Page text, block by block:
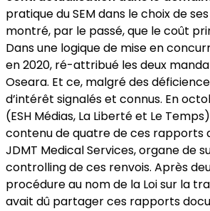
pratique du SEM dans le choix de
montré, par le passé, que le coût
Dans une logique de mise en
en 2020, ré-attribué les deux
Oseara. Et ce, malgré des
d’intérêt signalés et connus. En
(ESH Médias, La Liberté et Le
contenu de quatre de ces rapports
JDMT Medical Services, organe de
controlling de ces renvois. Après
procédure au nom de la Loi sur la
avait dû partager ces rapports